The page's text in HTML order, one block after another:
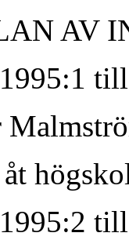
AV